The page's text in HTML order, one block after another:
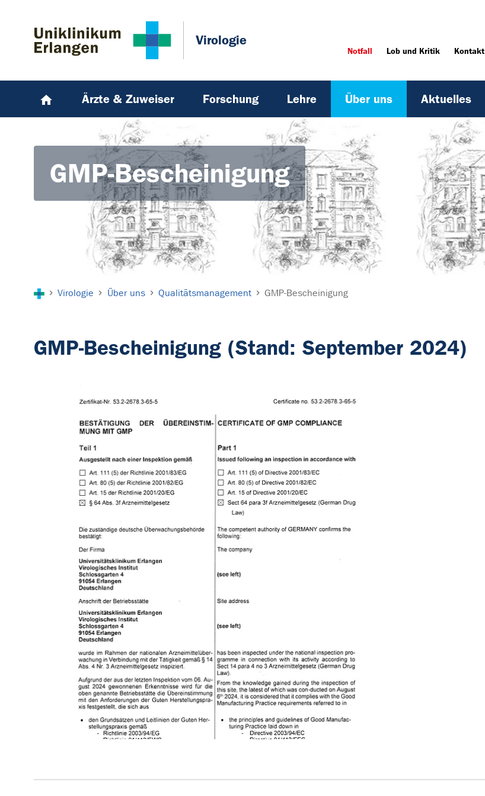
Virologie
Notfall Lob und Kritik Kontakt
Ärzte & Zuweiser Forschung Lehre Über uns Aktuelles
GMP-Bescheinigung
Virologie Über uns Qualitätsmanagement GMP-Bescheinigung
GMP-Bescheinigung (Stand: September 2024)